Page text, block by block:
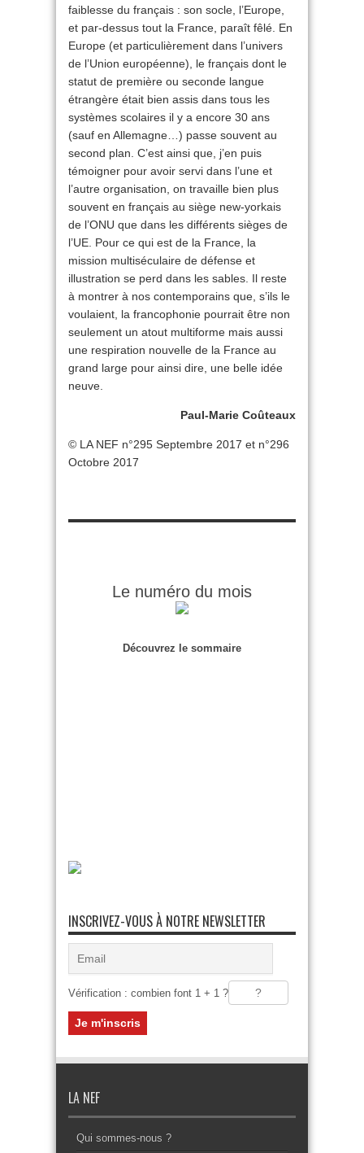
faiblesse du français : son socle, l’Europe,
et par-dessus tout la France, paraît fêlé. En
Europe (et particulièrement dans l’univers
de l’Union européenne), le français dont le
statut de première ou seconde langue
étrangère était bien assis dans tous les
systèmes scolaires il y a encore 30 ans
(sauf en Allemagne…) passe souvent au
second plan. C’est ainsi que, j’en puis
témoigner pour avoir servi dans l’une et
l’autre organisation, on travaille bien plus
souvent en français au siège new-yorkais
de l’ONU que dans les différents sièges de
l’UE. Pour ce qui est de la France, la
mission multiséculaire de défense et
illustration se perd dans les sables. Il reste
à montrer à nos contemporains que, s’ils le
voulaient, la francophonie pourrait être non
seulement un atout multiforme mais aussi
une respiration nouvelle de la France au
grand large pour ainsi dire, une belle idée
neuve.
Paul-Marie Coûteaux
© LA NEF n°295 Septembre 2017 et n°296
Octobre 2017
Le numéro du mois
Découvrez le sommaire
INSCRIVEZ-VOUS À NOTRE NEWSLETTER
Vérification : combien font 1 + 1 ?
LA NEF
Qui sommes-nous ?